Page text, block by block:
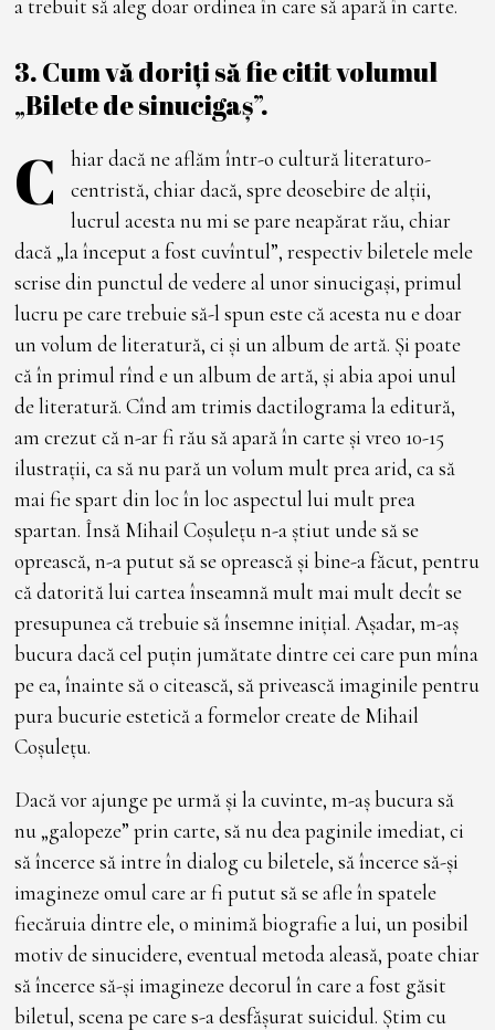
a trebuit să aleg doar ordinea în care să apară în carte.
3. Cum vă doriți să fie citit volumul
„Bilete de sinucigaș”.
C
hiar dacă ne aflăm într-o cultură literaturo-
centristă, chiar dacă, spre deosebire de alții,
lucrul acesta nu mi se pare neapărat rău, chiar
dacă „la început a fost cuvîntul”, respectiv biletele mele
scrise din punctul de vedere al unor sinucigași, primul
lucru pe care trebuie să-l spun este că acesta nu e doar
un volum de literatură, ci și un album de artă. Și poate
că în primul rînd e un album de artă, și abia apoi unul
de literatură. Cînd am trimis dactilograma la editură,
am crezut că n-ar fi rău să apară în carte și vreo 10-15
ilustrații, ca să nu pară un volum mult prea arid, ca să
mai fie spart din loc în loc aspectul lui mult prea
spartan. Însă Mihail Coșulețu n-a știut unde să se
oprească, n-a putut să se oprească și bine-a făcut, pentru
că datorită lui cartea înseamnă mult mai mult decît se
presupunea că trebuie să însemne inițial. Așadar, m-aș
bucura dacă cel puțin jumătate dintre cei care pun mîna
pe ea, înainte să o citească, să privească imaginile pentru
pura bucurie estetică a formelor create de Mihail
Coșulețu.
Dacă vor ajunge pe urmă și la cuvinte, m-aș bucura să
nu „galopeze” prin carte, să nu dea paginile imediat, ci
să încerce să intre în dialog cu biletele, să încerce să-și
imagineze omul care ar fi putut să se afle în spatele
fiecăruia dintre ele, o minimă biografie a lui, un posibil
motiv de sinucidere, eventual metoda aleasă, poate chiar
să încerce să-și imagineze decorul în care a fost găsit
biletul, scena pe care s-a desfășurat suicidul. Știm cu